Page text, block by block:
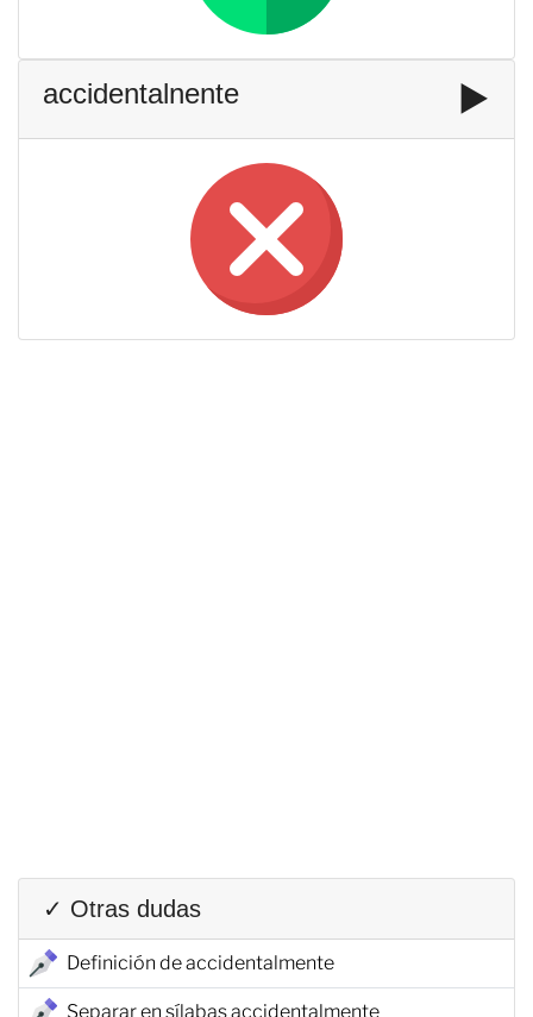
accidentalnente ▶️
✓ Otras dudas
Definición de accidentalmente
Separar en sílabas accidentalmente